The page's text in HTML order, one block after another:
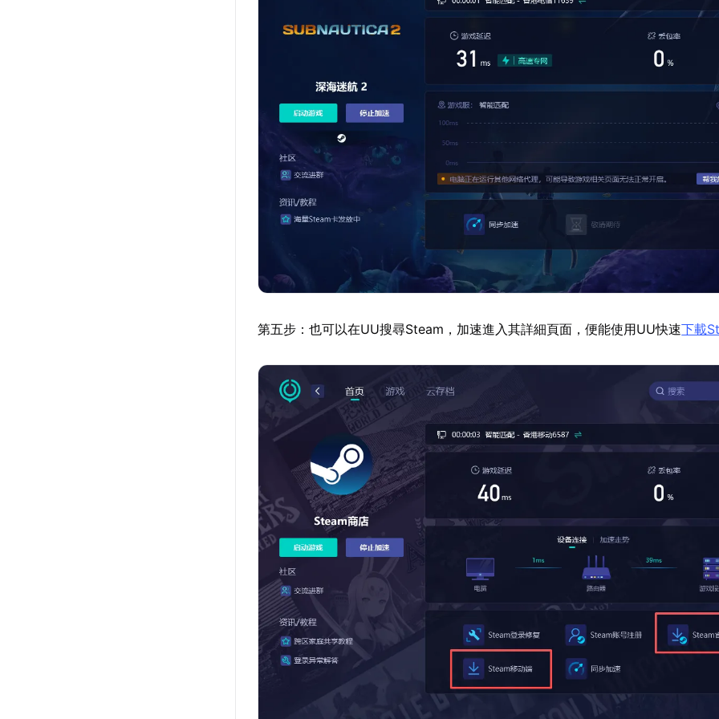
第五步：也可以在UU搜尋Steam，加速進入其詳細頁面，便能使用UU快速下載